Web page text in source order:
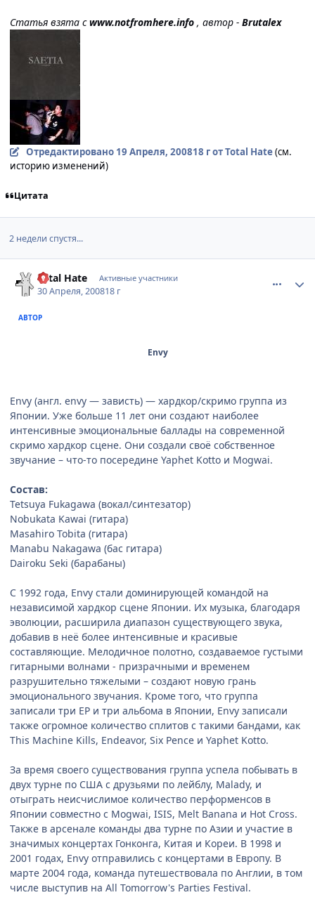
Статья взята сwww.notfromhere.info , автор - Brutalex
Отредактировано 19 Апреля, 200818 гот Total Hate(см.
историю изменений)
Цитата
2 недели спустя...
Total Hate Активные участники
30 Апреля, 200818 г
АВТОР
Envy
Envy (англ. envy — зависть) — хардкор/скримо группа из
Японии. Уже больше 11 лет они создают наиболее
интенсивные эмоциональные баллады на современной
скримо хардкор сцене. Они создали своё собственное
звучание – что-то посередине Yaphet Kotto и Mogwai.
Состав:
Tetsuya Fukagawa (вокал/синтезатор)
Nobukata Kawai (гитара)
Masahiro Tobita (гитара)
Manabu Nakagawa (бас гитара)
Dairoku Seki (барабаны)
С 1992 года, Envy стали доминирующей командой на
независимой хардкор сцене Японии. Их музыка, благодаря
эволюции, расширила диапазон существующего звука,
добавив в неё более интенсивные и красивые
составляющие. Мелодичное полотно, создаваемое густыми
гитарными волнами - призрачными и временем
разрушительно тяжелыми – создают новую грань
эмоционального звучания. Кроме того, что группа
записали три EP и три альбома в Японии, Envy записали
также огромное количество сплитов с такими бандами, как
This Machine Kills, Endeavor, Six Pence и Yaphet Kotto.
За время своего существования группа успела побывать в
двух турне по США с друзьями по лейблу, Malady, и
отыграть неисчислимое количество перформенсов в
Японии совместно с Mogwai, ISIS, Melt Banana и Hot Cross.
Также в арсенале команды два турне по Азии и участие в
значимых концертах Гонконга, Китая и Кореи. В 1998 и
2001 годах, Envy отправились с концертами в Европу. В
марте 2004 года, команда путешествовала по Англии, в том
числе выступив на All Tomorrow's Parties Festival.